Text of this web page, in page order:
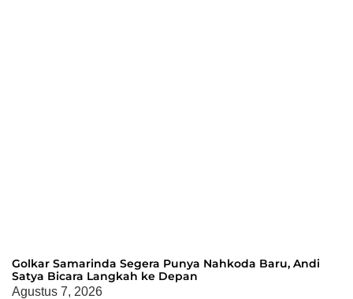
Golkar Samarinda Segera Punya Nahkoda Baru, Andi
Satya Bicara Langkah ke Depan
Agustus 7, 2026